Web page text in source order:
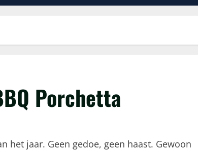
Porchetta
het jaar. Geen gedoe, geen haast. Gewoon